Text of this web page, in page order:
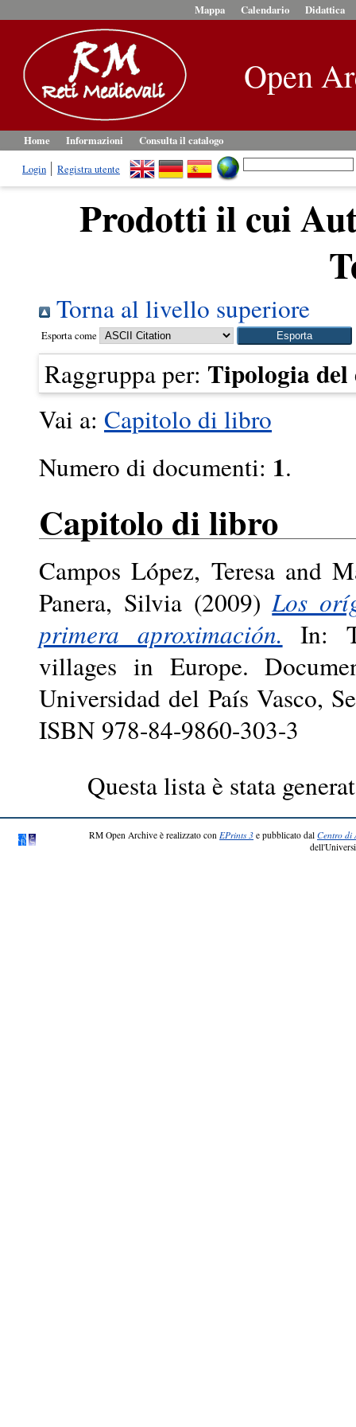
Mappa Calendario Didattica
Open
Home Informazioni
Consulta il catalogo
Login
Registra utente
Prodotti il cui
Torna al livello superiore
Esporta come
Raggruppa per: Tipologia del
Vai a: Capitolo di libro
Numero di documenti: 1.
Capitolo di libro
Campos López, Teresaand
Panera, Silvia(2009)Los
primera aproximación. In:
villages in Europe.
Universidad del País Vasco,
ISBN 978-84-9860-303-3
Questa lista è stata
RM Open Archive è realizzato con EPrints 3 e pubblicato dal Centro di